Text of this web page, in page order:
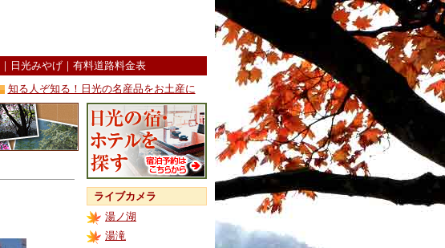
｜ 日光みやげ ｜ 有料道路料金表
知る人ぞ知る！日光の名産品をお土産に
ライブカメラ
湯ノ湖
湯滝